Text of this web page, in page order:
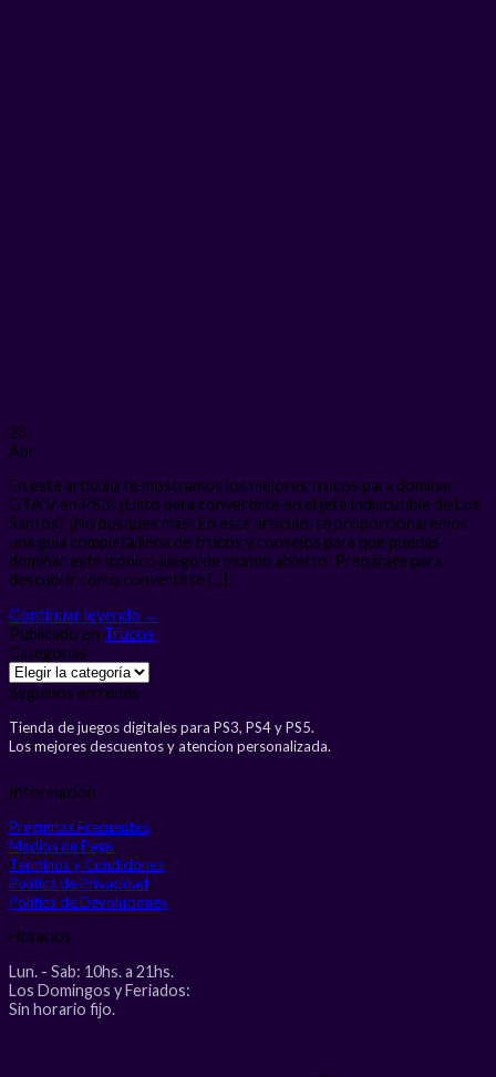
25
Abr
En este artículo te mostramos los mejores trucos para dominar
GTA V en PS3! ¿Listo para convertirte en el jefe indiscutible de Los
Santos? ¡No busques más! En este artículo, te proporcionaremos
una guía completa llena de trucos y consejos para que puedas
dominar este icónico juego de mundo abierto. Prepárate para
descubrir cómo convertirte […]
Continuar leyendo →
Publicado en Trucos
Categorias
Categorias
Seguinos en redes
Tienda de juegos digitales para PS3, PS4 y PS5.
Los mejores descuentos y atencion personalizada.
Informacion
Preguntas Frecuentes
Medios de Pago
Terminos y Condiciones
Politica de Privacidad
Politica de Devoluciones
Horarios
Lun. - Sab: 10hs. a 21hs.
Los Domingos y Feriados:
Sin horario fijo.